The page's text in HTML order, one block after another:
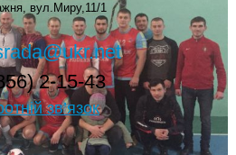
вул.Миру,11/1
2-15-43
зв’язок